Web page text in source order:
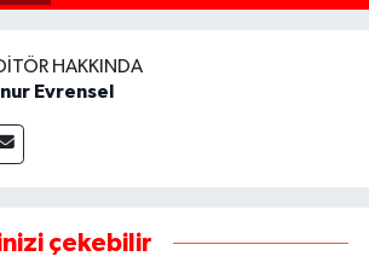
HAKKINDA
Evrensel
çekebilir